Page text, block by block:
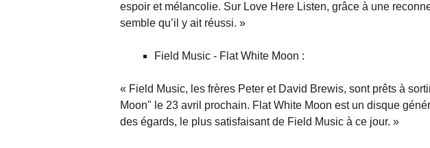
espoir et mélancolie. Sur Love Here Listen, grâce à une
semble qu’il y ait réussi. »
Field Music - Flat White Moon :
« Field Music, les frères Peter et David Brewis, sont prêts à
Moon" le 23 avril prochain. Flat White Moon est un disque
des égards, le plus satisfaisant de Field Music à ce jour. »